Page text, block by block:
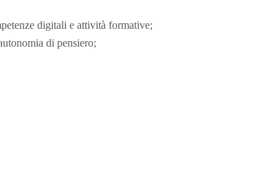
digitali e attività formative;
di pensiero;